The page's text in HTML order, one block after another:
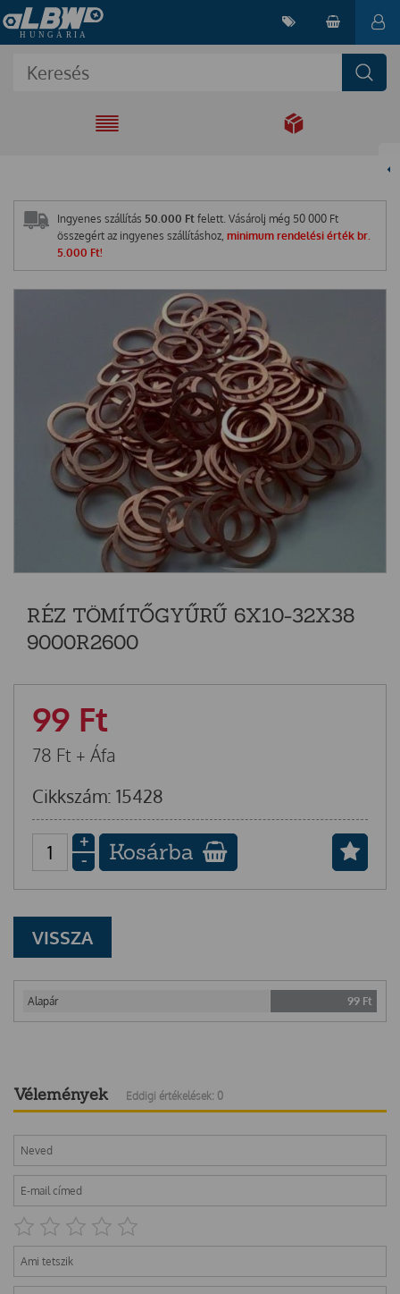
EGYÜTT A
Ingyenes szállítás 50.000 Ft felett. Vásárolj még 50 000 Ft
összegért az ingyenes szállításhoz, minimum rendelési érték br.
5.000 Ft!
RÉZ TÖMÍTŐGYŰRŰ 6X10-32X38
9000R2600
99 Ft
78 Ft + Áfa
Cikkszám: 15428
+
-
Kosárba
VISSZA
Alapár 99 Ft
Vélemények Eddigi értékelések: 0